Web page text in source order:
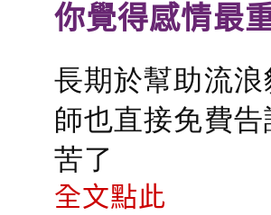
你覺得感情最
長期於幫助流
師也直接免費
苦了
全文點此